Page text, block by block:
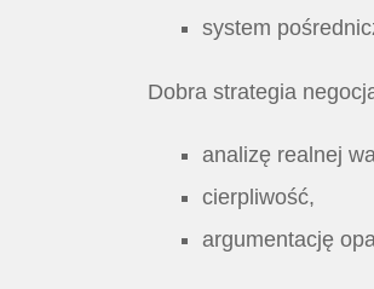
system
Dobra strategia
analizę realnej
cierpliwość,
argumentację